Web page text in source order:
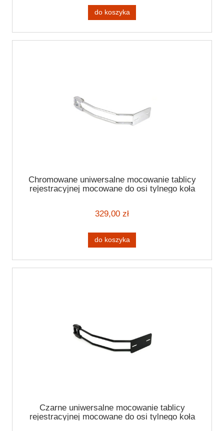
do koszyka
Chromowane uniwersalne mocowanie tablicy
rejestracyjnej mocowane do osi tylnego koła
329,00 zł
do koszyka
Czarne uniwersalne mocowanie tablicy
rejestracyjnej mocowane do osi tylnego koła